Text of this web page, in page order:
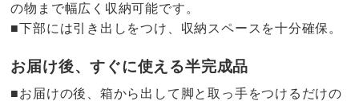
の物まで幅広く収納可能です。
■下部には引き出しをつけ、収納スペースを十分確保。
お届け後、すぐに使える半完成品
■お届けの後、箱から出して脚と取っ手をつけるだけの